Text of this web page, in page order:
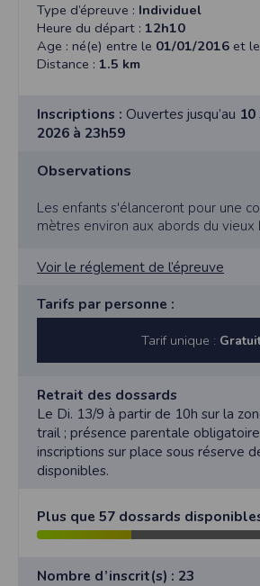
Type d’épreuve : Individuel
Heure du départ : 12h10
Age : né(e) entre le 01/01/2016 et le
Distance : 1.5 km
Inscriptions : Ouvertes jusqu’au
2026 à 23h59
Observations
Les enfants s'élanceront pour une
mètres environ aux abords du vieux
Voir le réglement de l’épreuve
Tarifs par personne :
Tarif unique :
Retrait des dossards
Le Di. 13/9 à partir de 10h sur la
trail ; présence parentale
inscriptions sur place sous réserve
disponibles.
Plus que 57 dossards
Nombre d’inscrit(s) : 23